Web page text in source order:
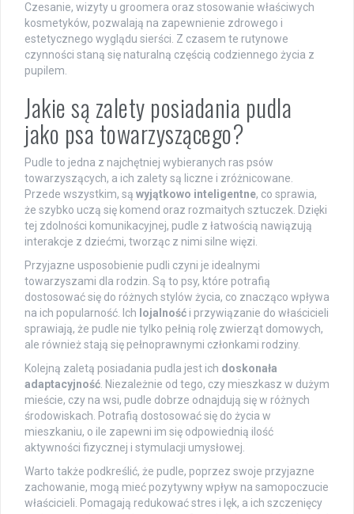
Czesanie, wizyty u groomera oraz stosowanie właściwych
kosmetyków, pozwalają na zapewnienie zdrowego i
estetycznego wyglądu sierści. Z czasem te rutynowe
czynności staną się naturalną częścią codziennego życia z
pupilem.
Jakie są zalety posiadania pudla
jako psa towarzyszącego?
Pudle to jedna z najchętniej wybieranych ras psów
towarzyszących, a ich zalety są liczne i zróżnicowane.
Przede wszystkim, są wyjątkowo inteligentne, co sprawia,
że szybko uczą się komend oraz rozmaitych sztuczek. Dzięki
tej zdolności komunikacyjnej, pudle z łatwością nawiązują
interakcje z dziećmi, tworząc z nimi silne więzi.
Przyjazne usposobienie pudli czyni je idealnymi
towarzyszami dla rodzin. Są to psy, które potrafią
dostosować się do różnych stylów życia, co znacząco wpływa
na ich popularność. Ich lojalność i przywiązanie do właścicieli
sprawiają, że pudle nie tylko pełnią rolę zwierząt domowych,
ale również stają się pełnoprawnymi członkami rodziny.
Kolejną zaletą posiadania pudla jest ich doskonała
adaptacyjność. Niezależnie od tego, czy mieszkasz w dużym
mieście, czy na wsi, pudle dobrze odnajdują się w różnych
środowiskach. Potrafią dostosować się do życia w
mieszkaniu, o ile zapewni im się odpowiednią ilość
aktywności fizycznej i stymulacji umysłowej.
Warto także podkreślić, że pudle, poprzez swoje przyjazne
zachowanie, mogą mieć pozytywny wpływ na samopoczucie
właścicieli. Pomagają redukować stres i lęk, a ich szczenięcy